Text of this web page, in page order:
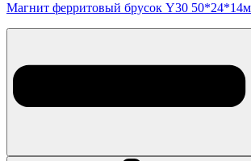
Магнит ферритовый брусок Y30